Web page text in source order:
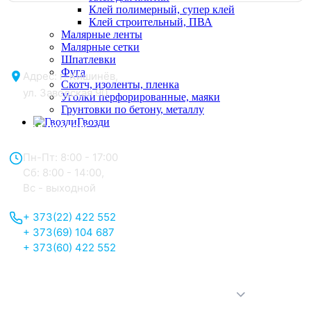
Клей полимерный, супер клей
Клей строительный, ПВА
Малярные ленты
Малярные сетки
Шпатлевки
Фуга
Скотч, изоленты, пленка
Уголки перфорированные, маяки
Грунтовки по бетону, металлу
Гвозди
Адрес: г. Кишинёв,
ул. Заводская 90
Отдел продаж:
Пн-Пт: 8:00 - 17:00
Сб: 8:00 - 14:00,
Вс - выходной
+ 373(22) 422 552
+ 373(69) 104 687
+ 373(60) 422 552